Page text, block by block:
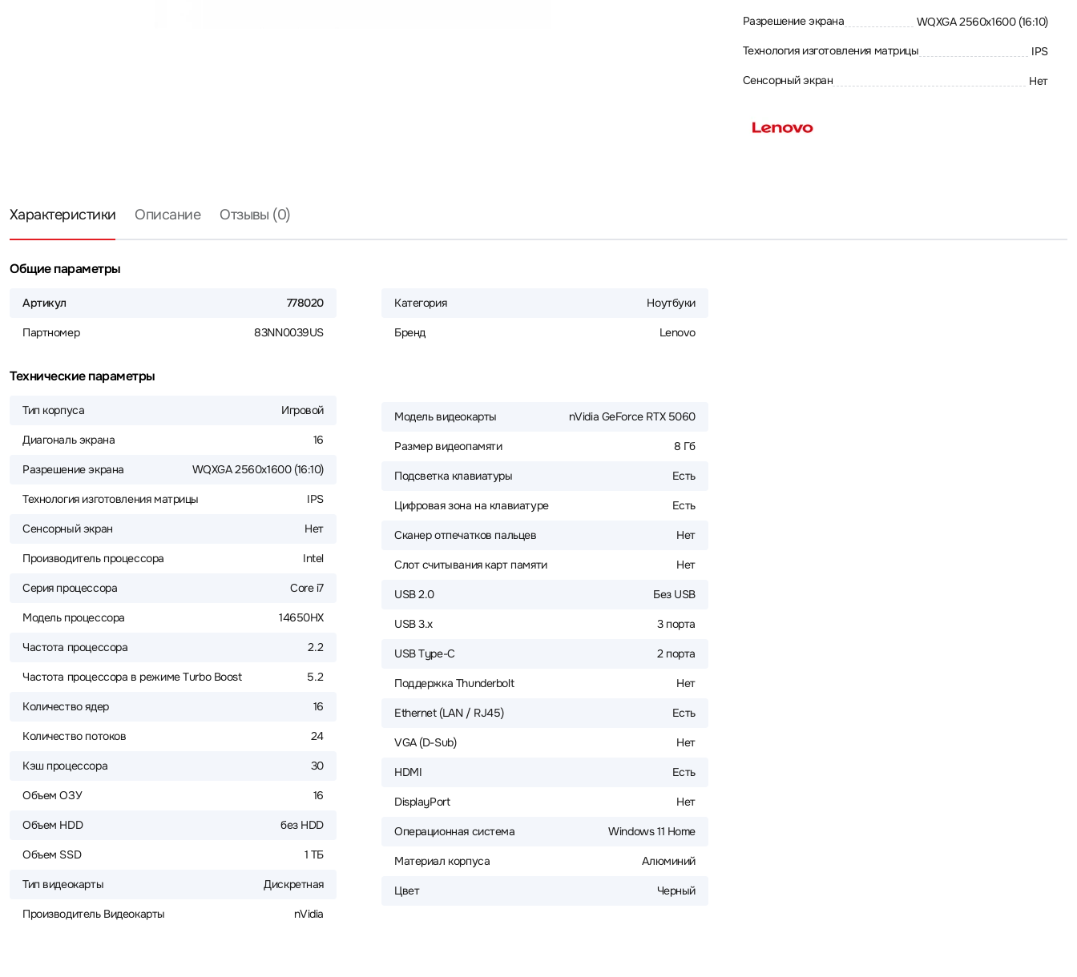
Разрешение экрана WQXGA 2560x1600 (16:10)
Технология изготовления матрицы IPS
Сенсорный экран Нет
Характеристики Описание Отзывы (0)
Общие параметры
Артикул 778020
Партномер 83NN0039US
Категория Ноутбуки
Бренд Lenovo
Технические параметры
Тип корпуса Игровой
Диагональ экрана 16
Разрешение экрана WQXGA 2560x1600 (16:10)
Технология изготовления матрицы IPS
Сенсорный экран Нет
Производитель процессора Intel
Серия процессора Core i7
Модель процессора 14650HX
Частота процессора 2.2
Частота процессора в режиме Turbo Boost 5.2
Количество ядер 16
Количество потоков 24
Кэш процессора 30
Объем ОЗУ 16
Объем HDD без HDD
Объем SSD 1 ТБ
Тип видеокарты Дискретная
Производитель Видеокарты nVidia
Модель видеокарты nVidia GeForce RTX 5060
Размер видеопамяти 8 Гб
Подсветка клавиатуры Есть
Цифровая зона на клавиатуре Есть
Сканер отпечатков пальцев Нет
Слот считывания карт памяти Нет
USB 2.0 Без USB
USB 3.x 3 порта
USB Type-C 2 порта
Поддержка Thunderbolt Нет
Ethernet (LAN / RJ45) Есть
VGA (D-Sub) Нет
HDMI Есть
DisplayPort Нет
Операционная система Windows 11 Home
Материал корпуса Алюминий
Цвет Черный